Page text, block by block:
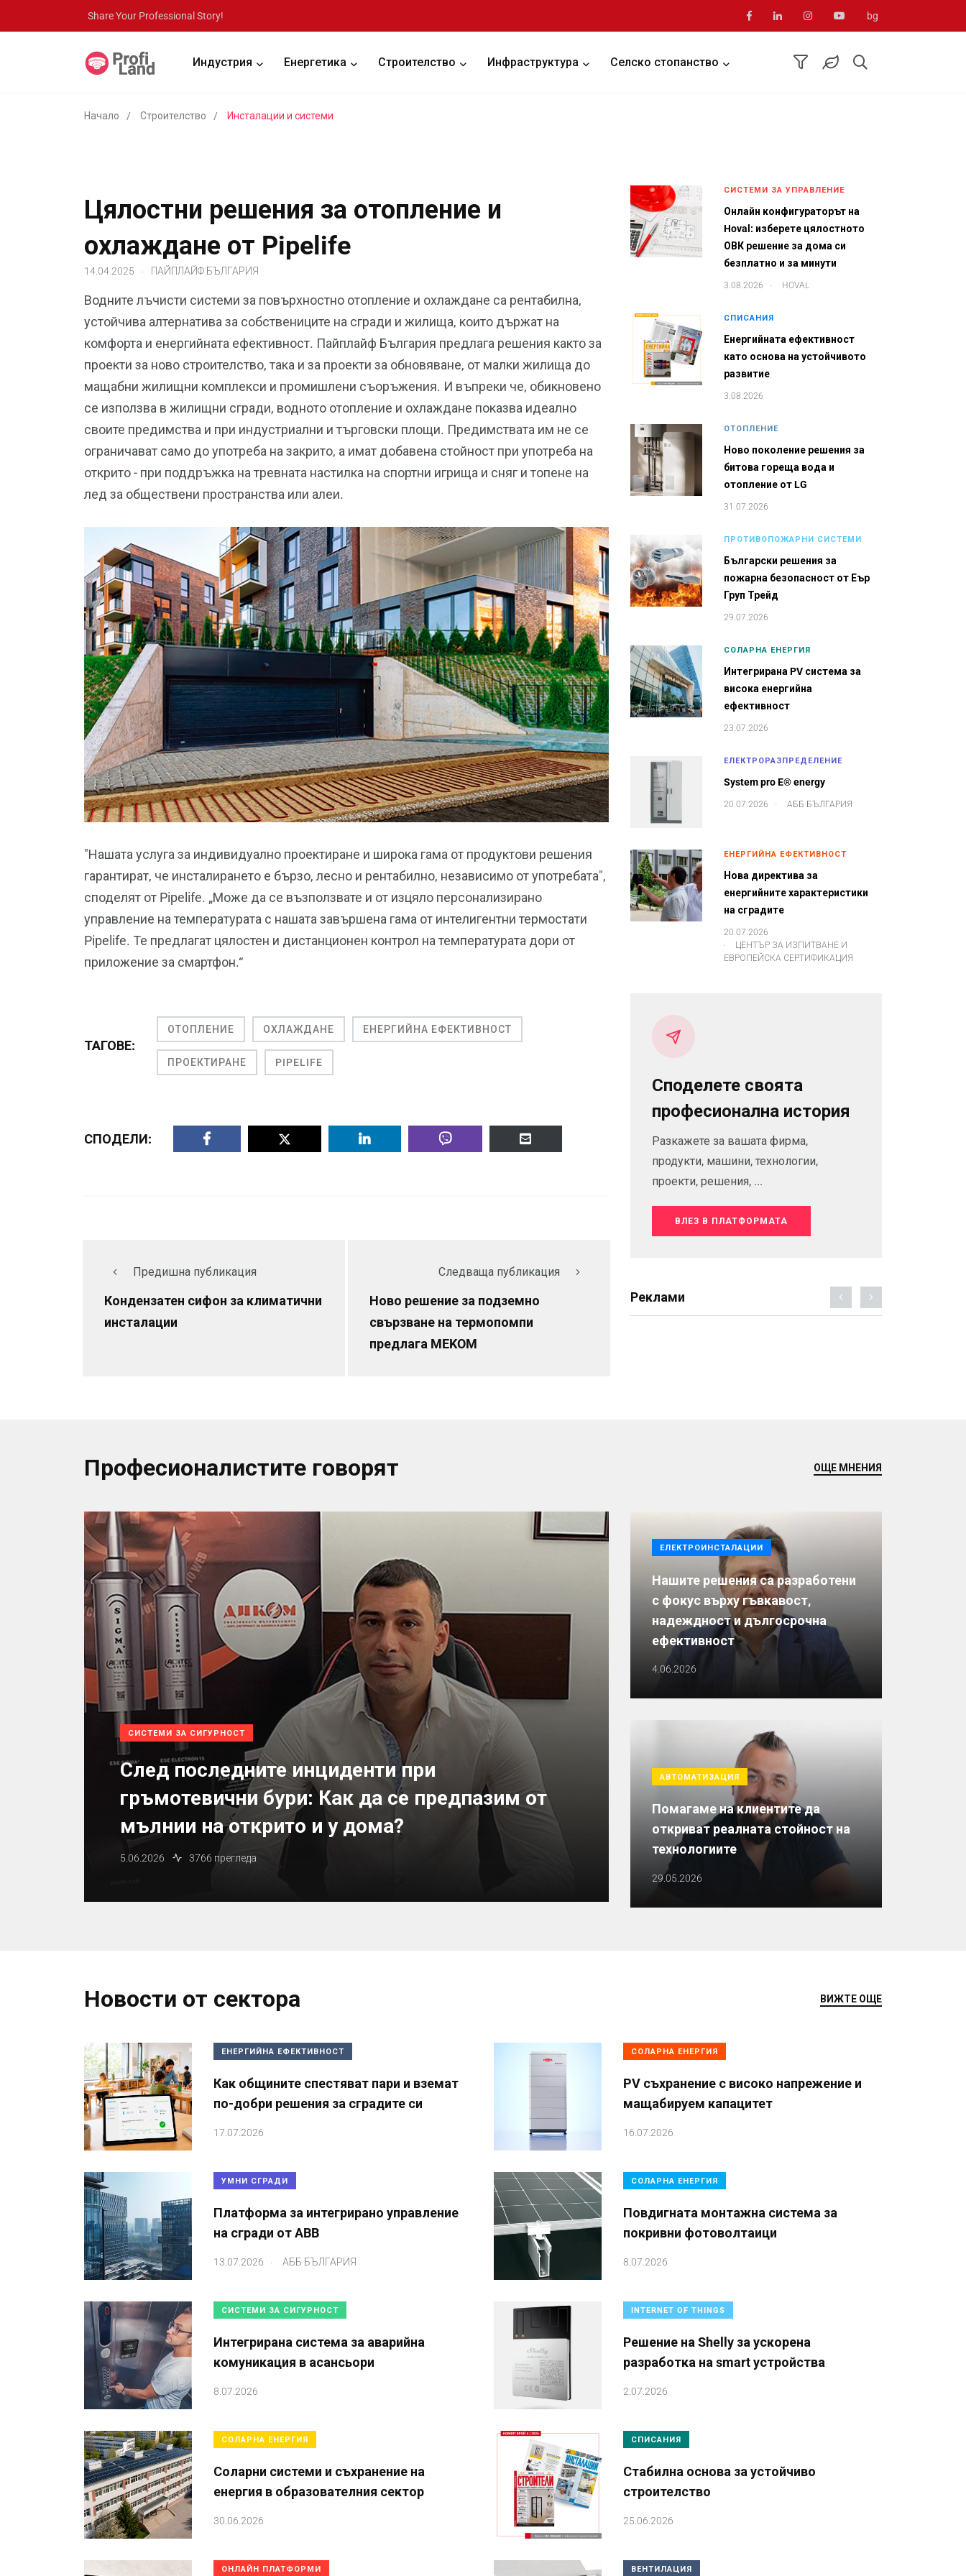
Share Your Professional Story! bg
Индустрия Енергетика Строителство Инфраструктура Селско стопанство
Начало Строителство Инсталации и системи
Цялостни решения за отопление и
охлаждане от Pipelife
14.04.2025 ПАЙПЛАЙФ БЪЛГАРИЯ
Водните лъчисти системи за повърхностно отопление и охлаждане са рентабилна,
устойчива алтернатива за собствениците на сгради и жилища, които държат на
комфорта и енергийната ефективност. Пайплайф България предлага решения както за
проекти за ново строителство, така и за проекти за обновяване, от малки жилища до
мащабни жилищни комплекси и промишлени съоръжения. И въпреки че, обикновено
се използва в жилищни сгради, водното отопление и охлаждане показва идеално
своите предимства и при индустриални и търговски площи. Предимствата им не се
ограничават само до употреба на закрито, а имат добавена стойност при употреба на
открито - при поддръжка на тревната настилка на спортни игрища и сняг и топене на
лед за обществени пространства или алеи.
"Нашата услуга за индивидуално проектиране и широка гама от продуктови решения
гарантират, че инсталирането е бързо, лесно и рентабилно, независимо от употребата",
споделят от Pipelife. „Може да се възползвате и от изцяло персонализирано
управление на температурата с нашата завършена гама от интелигентни термостати
Pipelife. Те предлагат цялостен и дистанционен контрол на температурата дори от
приложение за смартфон.“
ТАГОВЕ:
ОТОПЛЕНИЕ ОХЛАЖДАНЕ ЕНЕРГИЙНА ЕФЕКТИВНОСТ
ПРОЕКТИРАНЕ PIPELIFE
СПОДЕЛИ:
Предишна публикация
Кондензатен сифон за климатични
инсталации
Следваща публикация
Ново решение за подземно
свързване на термопомпи
предлага MEKOM
СИСТЕМИ ЗА УПРАВЛЕНИЕ
Онлайн конфигураторът на
Hoval: изберете цялостното
ОВК решение за дома си
безплатно и за минути
3.08.2026 . HOVAL
СПИСАНИЯ
Енергийната ефективност
като основа на устойчивото
развитие
3.08.2026
ОТОПЛЕНИЕ
Ново поколение решения за
битова гореща вода и
отопление от LG
31.07.2026
ПРОТИВОПОЖАРНИ СИСТЕМИ
Български решения за
пожарна безопасност от Еър
Груп Трейд
29.07.2026
СОЛАРНА ЕНЕРГИЯ
Интегрирана PV система за
висока енергийна
ефективност
23.07.2026
ЕЛЕКТРОРАЗПРЕДЕЛЕНИЕ
System pro E® energy
20.07.2026 . АББ БЪЛГАРИЯ
ЕНЕРГИЙНА ЕФЕКТИВНОСТ
Нова директива за
енергийните характеристики
на сградите
20.07.2026
.
ЦЕНТЪР ЗА ИЗПИТВАНЕ И
ЕВРОПЕЙСКА СЕРТИФИКАЦИЯ
Споделете своята
професионална история
Разкажете за вашата фирма,
продукти, машини, технологии,
проекти, решения, ...
ВЛЕЗ В ПЛАТФОРМАТА
Реклами
Професионалистите говорят ОЩЕ МНЕНИЯ
СИСТЕМИ ЗА СИГУРНОСТ
След последните инциденти при
гръмотевични бури: Как да се предпазим от
мълнии на открито и у дома?
5.06.2026 3766 прегледа
ЕЛЕКТРОИНСТАЛАЦИИ
Нашите решения са разработени
с фокус върху гъвкавост,
надеждност и дългосрочна
ефективност
4.06.2026
АВТОМАТИЗАЦИЯ
Помагаме на клиентите да
откриват реалната стойност на
технологиите
29.05.2026
Новости от сектора ВИЖТЕ ОЩЕ
ЕНЕРГИЙНА ЕФЕКТИВНОСТ
Как общините спестяват пари и вземат
по-добри решения за сградите си
17.07.2026
СОЛАРНА ЕНЕРГИЯ
PV съхранение с високо напрежение и
мащабируем капацитет
16.07.2026
УМНИ СГРАДИ
Платформа за интегрирано управление
на сгради от ABB
13.07.2026 АББ БЪЛГАРИЯ
СОЛАРНА ЕНЕРГИЯ
Повдигната монтажна система за
покривни фотоволтаици
8.07.2026
СИСТЕМИ ЗА СИГУРНОСТ
Интегрирана система за аварийна
комуникация в асансьори
8.07.2026
INTERNET OF THINGS
Решение на Shelly за ускорена
разработка на smart устройства
2.07.2026
СОЛАРНА ЕНЕРГИЯ
Соларни системи и съхранение на
енергия в образователния сектор
30.06.2026
СПИСАНИЯ
Стабилна основа за устойчиво
строителство
25.06.2026
ОНЛАЙН ПЛАТФОРМИ ВЕНТИЛАЦИЯ